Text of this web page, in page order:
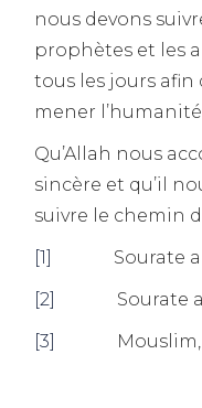
nous devons
prophètes et les
tous les jours afin
mener
Qu’Allah nous
sincère et qu’il
suivre le chemin
[1]
Sourate al-
[2]
Sourate an-
[3]
Mouslim,